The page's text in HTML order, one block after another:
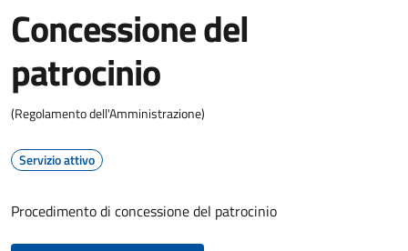
Concessione del
patrocinio
(Regolamento dell'Amministrazione)
Servizio attivo
Procedimento di concessione del patrocinio